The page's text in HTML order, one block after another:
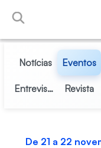
Pular para o
Notícias Eventos
Entrevistas Revista
De 21 a 22